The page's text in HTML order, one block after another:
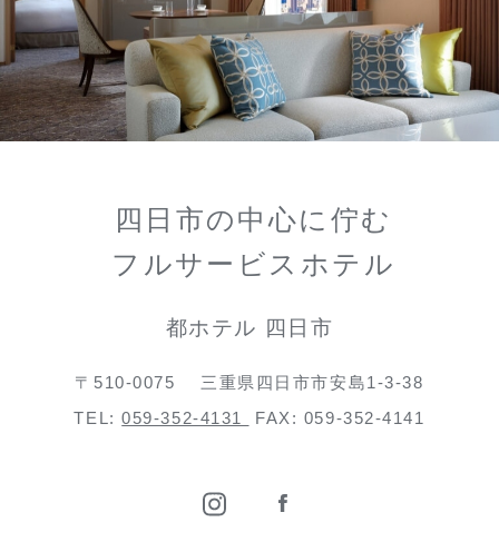
四日市の中心に佇む
フルサービスホテル
都ホテル 四日市
〒510-0075
三重県四日市市安島1-3-38
TEL:059-352-4131 FAX: 059-352-4141